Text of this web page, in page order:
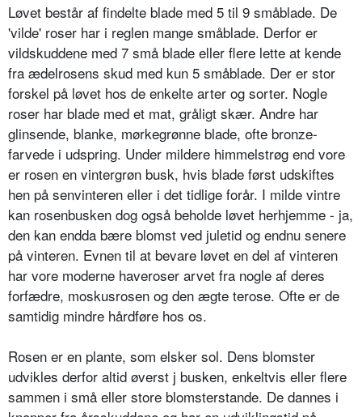
Løvet består af findelte blade med 5 til 9 småblade. De
'vilde' roser har i reglen mange småblade. Derfor er
vildskuddene med 7 små blade eller flere lette at kende
fra ædelrosens skud med kun 5 småblade. Der er stor
forskel på løvet hos de enkelte arter og sorter. Nogle
roser har blade med et mat, gråligt skær. Andre har
glinsende, blanke, mørkegrønne blade, ofte bronze­
farvede i udspring. Under mildere himmelstrøg end vore
er rosen en vintergrøn busk, hvis blade først ud­skiftes
hen på senvinteren eller i det tidlige forår. I milde vintre
kan rosenbusken dog også beholde løvet herhjemme - ja,
den kan endda bære blomst ved juletid og endnu senere
på vinteren. Evnen til at bevare løvet en del af vinteren
har vore moderne haveroser arvet fra nogle af deres
forfædre, moskusrosen og den ægte terose. Ofte er de
samtidig mindre hårdføre hos os.
Rosen er en plante, som elsker sol. Dens blomster
udvik­les derfor altid øverst j busken, enkeltvis eller flere
sammen i små eller store blomsterstande. De dannes i